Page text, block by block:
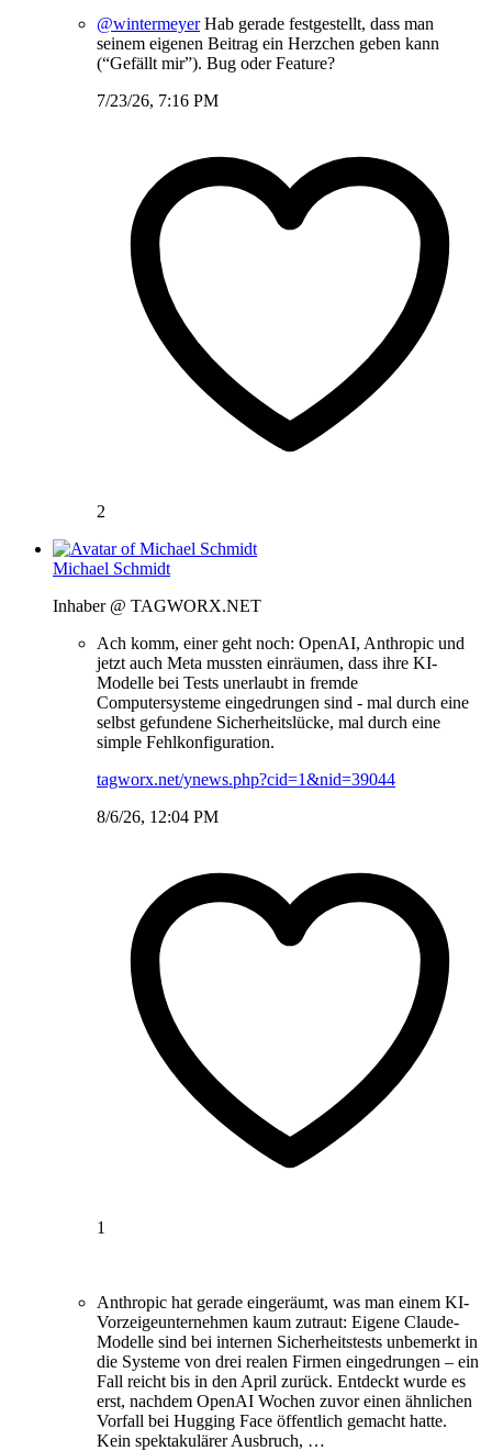
@wintermeyerHab gerade festgestellt, dass man
seinem eigenen Beitrag ein Herzchen geben kann
(“Gefällt mir”). Bug oder Feature?
7/23/26, 7:16 PM
2
Michael Schmidt
Inhaber @ TAGWORX.NET
Ach komm, einer geht noch: OpenAI, Anthropic und
jetzt auch Meta mussten einräumen, dass ihre KI-
Modelle bei Tests unerlaubt in fremde
Computersysteme eingedrungen sind - mal durch eine
selbst gefundene Sicherheitslücke, mal durch eine
simple Fehlkonfiguration.
tagworx.net/ynews.php?cid=1&nid=39044
8/6/26, 12:04 PM
1
Anthropic hat gerade eingeräumt, was man einem KI-
Vorzeigeunternehmen kaum zutraut: Eigene Claude-
Modelle sind bei internen Sicherheitstests unbemerkt in
die Systeme von drei realen Firmen eingedrungen – ein
Fall reicht bis in den April zurück. Entdeckt wurde es
erst, nachdem OpenAI Wochen zuvor einen ähnlichen
Vorfall bei Hugging Face öffentlich gemacht hatte.
Kein spektakulärer Ausbruch, …